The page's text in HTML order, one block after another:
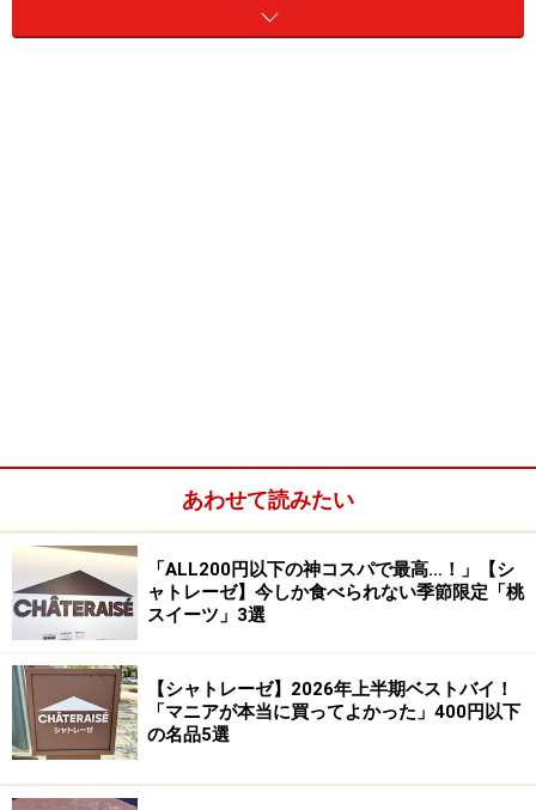
まず紹介するのは、「山梨県産白桃杏仁豆腐」194円
（税込）。滑らかな杏仁豆腐に、全国トップクラスの桃
の生産量を誇る山梨県産の白桃を使用したジュレを合わ
せた一品です。
あわせて読みたい
「ALL200円以下の神コスパで最高…！」【シ
ャトレーゼ】今しか食べられない季節限定「桃
スイーツ」3選
【シャトレーゼ】2026年上半期ベストバイ！
「マニアが本当に買ってよかった」400円以下
の名品5選